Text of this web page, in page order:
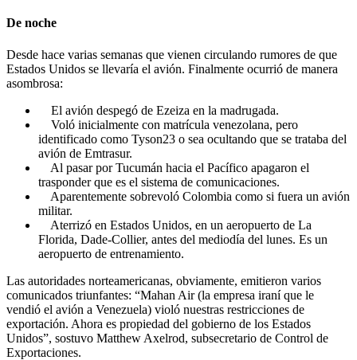
De noche
Desde hace varias semanas que vienen circulando rumores de que
Estados Unidos se llevaría el avión. Finalmente ocurrió de manera
asombrosa:
El avión despegó de Ezeiza en la madrugada.
Voló inicialmente con matrícula venezolana, pero
identificado como Tyson23 o sea ocultando que se trataba del
avión de Emtrasur.
Al pasar por Tucumán hacia el Pacífico apagaron el
trasponder que es el sistema de comunicaciones.
Aparentemente sobrevoló Colombia como si fuera un avión
militar.
Aterrizó en Estados Unidos, en un aeropuerto de La
Florida, Dade-Collier, antes del mediodía del lunes. Es un
aeropuerto de entrenamiento.
Las autoridades norteamericanas, obviamente, emitieron varios
comunicados triunfantes: “Mahan Air (la empresa iraní que le
vendió el avión a Venezuela) violó nuestras restricciones de
exportación. Ahora es propiedad del gobierno de los Estados
Unidos”, sostuvo Matthew Axelrod, subsecretario de Control de
Exportaciones.